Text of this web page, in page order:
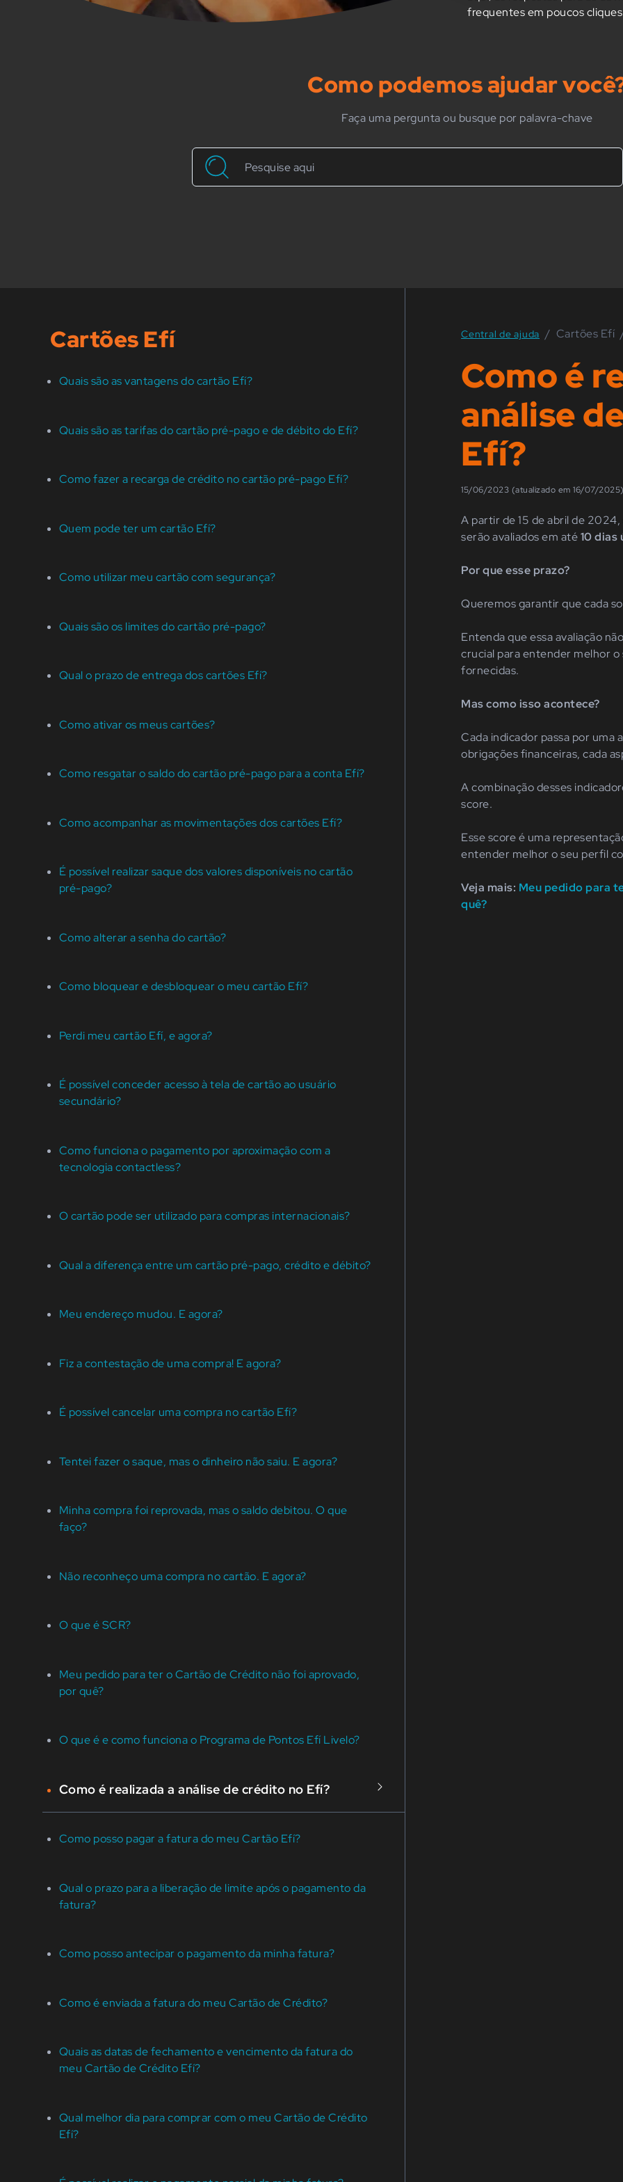
frequentes em poucos
Como podemos ajudar
Faça uma pergunta ou busque por palavra-chave
Cartões Efí
Quais são as vantagens do cartão Efí?
Quais são as tarifas do cartão pré-pago e de débito do Efí?
Como fazer a recarga de crédito no cartão pré-pago Efí?
Quem pode ter um cartão Efí?
Como utilizar meu cartão com segurança?
Quais são os limites do cartão pré-pago?
Qual o prazo de entrega dos cartões Efí?
Como ativar os meus cartões?
Como resgatar o saldo do cartão pré-pago para a conta Efí?
Como acompanhar as movimentações dos cartões Efí?
É possível realizar saque dos valores disponíveis no cartão
pré-pago?
Como alterar a senha do cartão?
Como bloquear e desbloquear o meu cartão Efí?
Perdi meu cartão Efí, e agora?
É possível conceder acesso à tela de cartão ao usuário
secundário?
Como funciona o pagamento por aproximação com a
tecnologia contactless​?
O cartão pode ser utilizado para compras internacionais?
Qual a diferença entre um cartão pré-pago, crédito e débito?
Meu endereço mudou. E agora?
Fiz a contestação de uma compra! E agora?
É possível cancelar uma compra no cartão Efí?
Tentei fazer o saque, mas o dinheiro não saiu. E agora?
Minha compra foi reprovada, mas o saldo debitou. O que
faço?
Não reconheço uma compra no cartão. E agora?
O que é SCR?
Meu pedido para ter o Cartão de Crédito não foi aprovado,
por quê?
O que é e como funciona o Programa de Pontos Efí Livelo?
Como é realizada a análise de crédito no Efí?
Como posso pagar a fatura do meu Cartão Efí?
Qual o prazo para a liberação de limite após o pagamento da
fatura?
Como posso antecipar o pagamento da minha fatura?
Como é enviada a fatura do meu Cartão de Crédito?
Quais as datas de fechamento e vencimento da fatura do
meu Cartão de Crédito Efí?
Qual melhor dia para comprar com o meu Cartão de Crédito
Efí?
Central de ajuda / Cartões Efí
Como é
análise
Efí?
15/06/2023 (atualizado em 16/07/2025)
A partir de 15 de abril de
serão avaliados em até10 dias
Por que esse prazo?
Queremos garantir que cada
Entenda que essa avaliação
crucial para entender melhor
fornecidas.
Mas como isso acontece?
Cada indicador passa por uma
obrigações financeiras, cada
A combinação desses
score.
Esse score é uma
entender melhor o seu perfil
Veja mais: Meu pedido para
quê?